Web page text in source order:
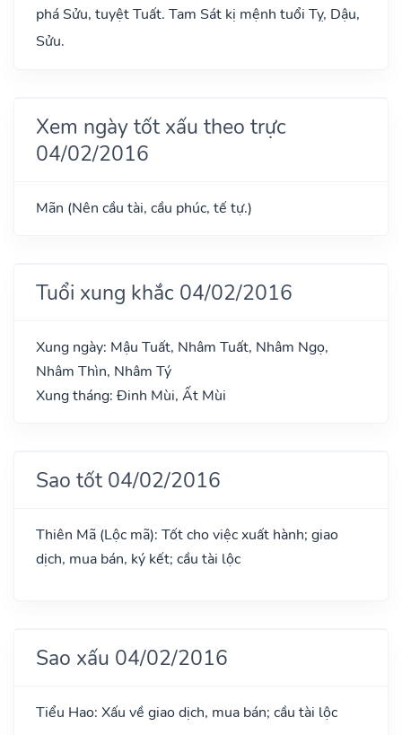
phá Sửu, tuyệt Tuất. Tam Sát kị mệnh tuổi Tỵ, Dậu,
Sửu.
Xem ngày tốt xấu theo trực
04/02/2016
Mãn (Nên cầu tài, cầu phúc, tế tự.)
Tuổi xung khắc 04/02/2016
Xung ngày: Mậu Tuất, Nhâm Tuất, Nhâm Ngọ,
Nhâm Thìn, Nhâm Tý
Xung tháng: Đinh Mùi, Ất Mùi
Sao tốt 04/02/2016
Thiên Mã (Lộc mã): Tốt cho việc xuất hành; giao
dịch, mua bán, ký kết; cầu tài lộc
Sao xấu 04/02/2016
Tiểu Hao: Xấu về giao dịch, mua bán; cầu tài lộc